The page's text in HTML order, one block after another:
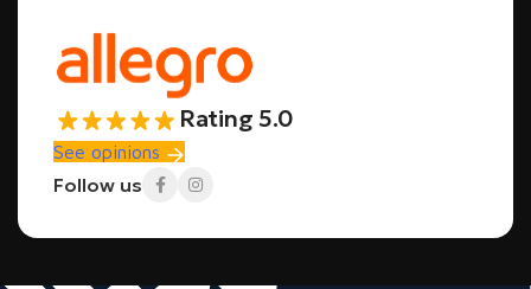
Rating 5.0
See opinions
Follow us